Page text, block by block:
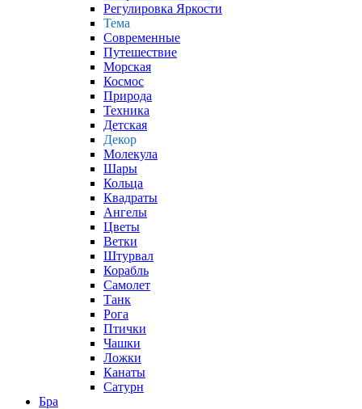
Регулировка Яркости
Тема
Современные
Путешествие
Морская
Космос
Природа
Техника
Детская
Декор
Молекула
Шары
Кольца
Квадраты
Ангелы
Цветы
Ветки
Штурвал
Корабль
Самолет
Танк
Рога
Птички
Чашки
Ложки
Канаты
Сатурн
Бра